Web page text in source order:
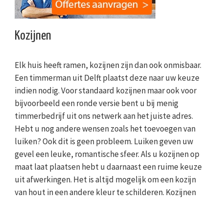
Kozijnen
Elk huis heeft ramen, kozijnen zijn dan ook onmisbaar.
Een timmerman uit Delft plaatst deze naar uw keuze
indien nodig. Voor standaard kozijnen maar ook voor
bijvoorbeeld een ronde versie bent u bij menig
timmerbedrijf uit ons netwerk aan het juiste adres.
Hebt u nog andere wensen zoals het toevoegen van
luiken? Ook dit is geen probleem. Luiken geven uw
gevel een leuke, romantische sfeer. Als u kozijnen op
maat laat plaatsen hebt u daarnaast een ruime keuze
uit afwerkingen. Het is altijd mogelijk om een kozijn
van hout in een andere kleur te schilderen. Kozijnen